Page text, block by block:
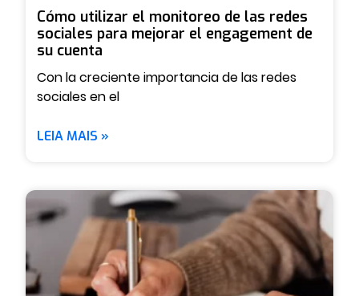
Cómo utilizar el monitoreo de las redes
sociales para mejorar el engagement de
su cuenta
Con la creciente importancia de las redes
sociales en el
LEIA MAIS »